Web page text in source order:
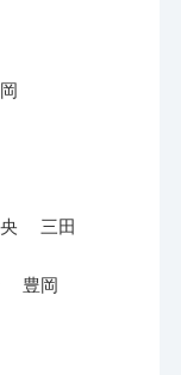
三田
豊岡